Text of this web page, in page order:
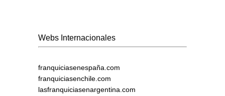
Webs Internacionales
franquiciasenespaña.com
franquiciasenchile.com
lasfranquiciasenargentina.com